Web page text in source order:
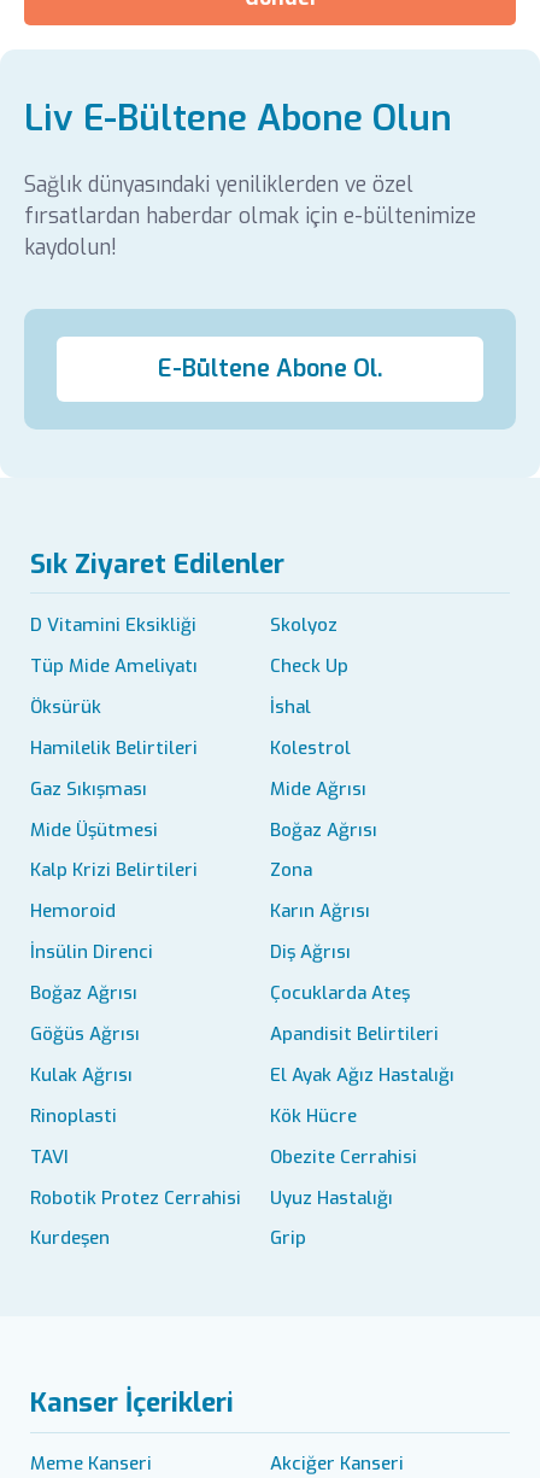
Liv E-Bültene Abone Olun
Sağlık dünyasındaki yeniliklerden ve özel
fırsatlardan haberdar olmak için e-bültenimize
kaydolun!
E-Bültene Abone Ol.
Sık Ziyaret Edilenler
D Vitamini Eksikliği
Skolyoz
Tüp Mide Ameliyatı
Check Up
Öksürük
İshal
Hamilelik Belirtileri
Kolestrol
Gaz Sıkışması
Mide Ağrısı
Mide Üşütmesi
Boğaz Ağrısı
Kalp Krizi Belirtileri
Zona
Hemoroid
Karın Ağrısı
İnsülin Direnci
Diş Ağrısı
Boğaz Ağrısı
Çocuklarda Ateş
Göğüs Ağrısı
Apandisit Belirtileri
Kulak Ağrısı
El Ayak Ağız Hastalığı
Rinoplasti
Kök Hücre
TAVI
Obezite Cerrahisi
Robotik Protez Cerrahisi
Uyuz Hastalığı
Kurdeşen
Grip
Kanser İçerikleri
Meme Kanseri
Akciğer Kanseri